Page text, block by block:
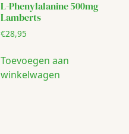
L-Phenylalanine 500mg
Lamberts
€28,95
Toevoegen aan
winkelwagen